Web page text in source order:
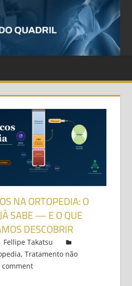
NA ORTOPEDIA: O
SABE — E O QUE
DESCOBRIR
Fellipe Takatsu
, Tratamento não
comment